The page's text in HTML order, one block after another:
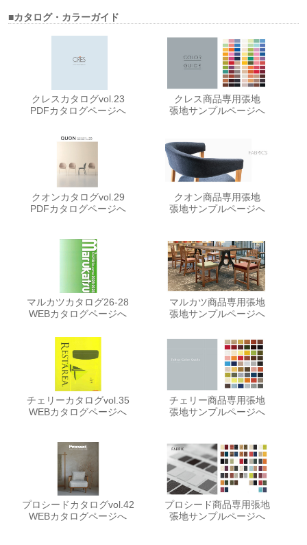
■カタログ・カラーガイド
クレスカタログvol.23
PDFカタログページへ
クレス商品専用張地
張地サンプルページへ
クオンカタログvol.29
PDFカタログページへ
クオン商品専用張地
張地サンプルページへ
マルカツカタログ26-28
WEBカタログページへ
マルカツ商品専用張地
張地サンプルページへ
チェリーカタログvol.35
WEBカタログページへ
チェリー商品専用張地
張地サンプルページへ
プロシードカタログvol.42
WEBカタログページへ
プロシード商品専用張地
張地サンプルページへ